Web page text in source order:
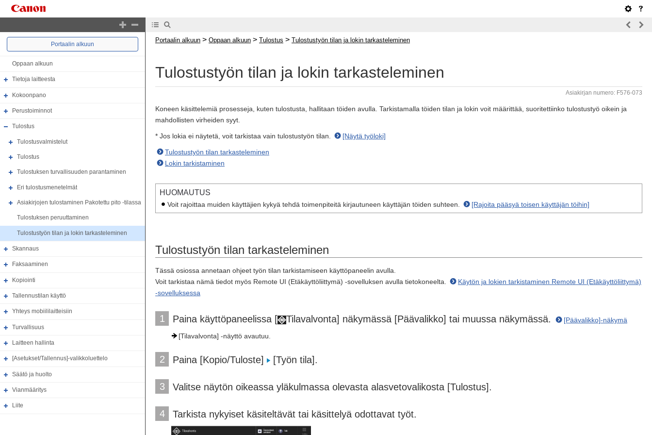
Portaalin alkuun
Oppaan alkuun
Tietoja laitteesta
Kokoonpano
Perustoiminnot
Tulostus
Tulostusvalmistelut
Tulostus
Tulostuksen turvallisuuden parantaminen
Eri tulostusmenetelmät
Asiakirjojen tulostaminen Pakotettu pito -tilassa
Tulostuksen peruuttaminen
Tulostustyön tilan ja lokin tarkasteleminen
Skannaus
Faksaaminen
Kopiointi
Tallennustilan käyttö
Yhteys mobiililaitteisiin
Turvallisuus
Laitteen hallinta
[Asetukset/Tallennus]-valikkoluettelo
Säätö ja huolto
Vianmääritys
Liite
Portaalin alkuun > Oppaan alkuun > Tulostus > Tulostustyön tilan ja lokin tarkasteleminen
Tulostustyön tilan ja lokin tarkasteleminen
Asiakirjan numero: F576-073
Koneen käsittelemiä prosesseja, kuten tulostusta, hallitaan töiden avulla. Tarkistamalla töiden tilan ja lokin voit määrittää, suoritettiinko tulostustyö oikein ja
mahdollisten virheiden syyt.
* Jos lokia ei näytetä, voit tarkistaa vain tulostustyön tilan. [Näytä työloki]
Tulostustyön tilan tarkasteleminen
Lokin tarkistaminen
HUOMAUTUS
Voit rajoittaa muiden käyttäjien kykyä tehdä toimenpiteitä kirjautuneen käyttäjän töiden suhteen. [Rajoita pääsyä toisen käyttäjän töihin]
Tulostustyön tilan tarkasteleminen
Tässä osiossa annetaan ohjeet työn tilan tarkistamiseen käyttöpaneelin avulla.
Voit tarkistaa nämä tiedot myös Remote UI (Etäkäyttöliittymä) -sovelluksen avulla tietokoneelta.
Käytön ja lokien tarkistaminen Remote UI (Etäkäyttöliittymä)
-sovelluksessa
1 Paina käyttöpaneelissa [ Tilavalvonta] näkymässä [Päävalikko] tai muussa näkymässä. [Päävalikko]-näkymä
[Tilavalvonta] -näyttö avautuu.
2 Paina [Kopio/Tuloste] [Työn tila].
3 Valitse näytön oikeassa yläkulmassa olevasta alasvetovalikosta [Tulostus].
4 Tarkista nykyiset käsiteltävät tai käsittelyä odottavat työt.